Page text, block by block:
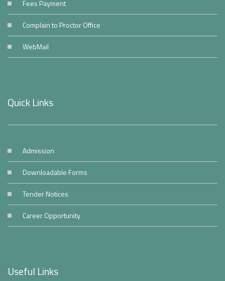
Fees Payment
Complain to Proctor Office
WebMail
Quick Links
Admission
Downloadable Forms
Tender Notices
Career Opportunity
Useful Links